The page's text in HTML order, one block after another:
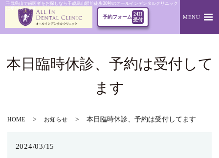
千歳烏山で歯医者をお探しなら千歳烏山駅前徒歩30秒のオールインデンタルクリニック｜本日臨時休診、予
は受付してます
予約フォーム
24H
受付
MENU
本日臨時休診、予約は受付して
ます
HOME お知らせ 本日臨時休診、予約は受付してます
2024/03/15